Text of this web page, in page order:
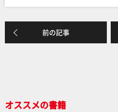
c
e
b
前の記事
オススメの書籍